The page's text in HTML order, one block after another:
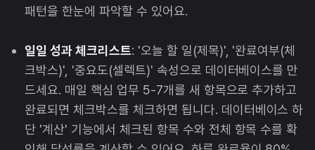
패턴을 한눈에 파악할 수 있어요.
일일 성과 체크리스트: '오늘 할 일(제목)', '완료여부(체
크박스)', '중요도(셀렉트)' 속성으로 데이터베이스를 만
드세요. 매일 핵심 업무 5-7개를 새 항목으로 추가하고
완료되면 체크박스를 체크하면 됩니다. 데이터베이스 하
단 '계산' 기능에서 체크된 항목 수와 전체 항목 수를 확